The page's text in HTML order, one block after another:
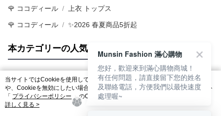
🌹 ココディール 上衣 トップス
🌹 ココディール ✨2026 春夏商品5折起
本カテゴリーの人気商品 サイト全体のランキング
人気タグ
当サイトではCookieを使用しています。当サイトのCookie使用に関する詳細
や、Cookieを無効にしたい場合のブラウザでの設定方法については、当サイト
「 プライバシーポリシー 」のCookieポリシーをご参照ください。お客さま
が、当サイトを引き続き使用される場合、当社がサイト利用規約のCookieポリ
詳しく見る >
Munsin Fashion 滿心購物
您好，歡迎來到滿心購物商城！
有任何問題，請直接留下您的姓名
及聯絡電話，方便我們以最快速度
處理喔~